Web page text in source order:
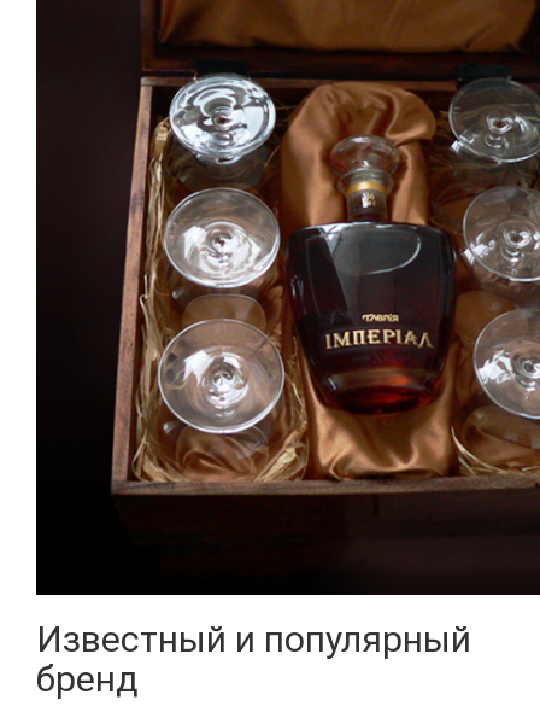
Известный и популярный
бренд